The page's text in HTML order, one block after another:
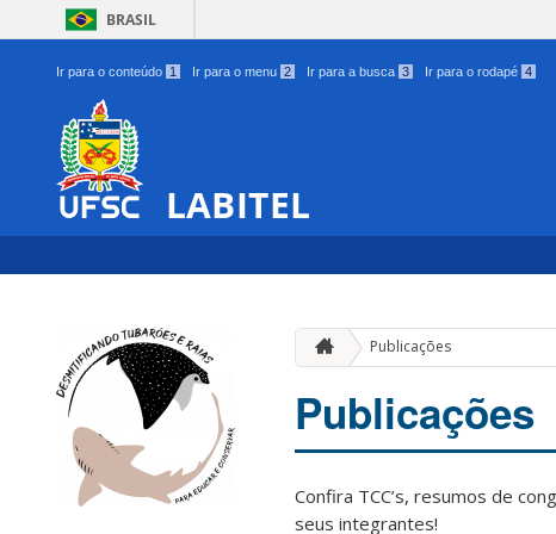
BRASIL
Ir para o conteúdo 1 Ir para o menu 2 Ir para a busca 3 Ir para o rodapé 4
LABITEL
Publicações
Publicações
Confira TCC’s, resumos de
seus integrantes!